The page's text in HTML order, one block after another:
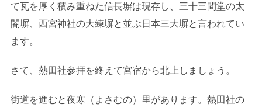
て瓦を厚く積み重ねた信長塀は現存し、三十三間堂の太
閤塀、西宮神社の大練塀と並ぶ日本三大塀と言われてい
ます。
さて、熱田社参拝を終えて宮宿から北上しましょう。
街道を進むと夜寒（よさむの）里があります。熱田社の